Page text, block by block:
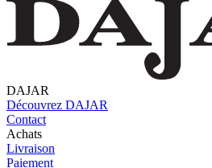
DAJAR
Découvrez DAJAR
Contact
Achats
Livraison
Paiement